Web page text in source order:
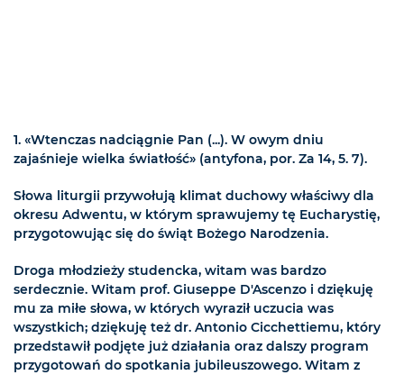
1. «Wtenczas nadciągnie Pan (...). W owym dniu
zajaśnieje wielka światłość» (antyfona, por. Za 14, 5. 7).
Słowa liturgii przywołują klimat duchowy właściwy dla
okresu Adwentu, w którym sprawujemy tę Eucharystię,
przygotowując się do świąt Bożego Narodzenia.
Droga młodzieży studencka, witam was bardzo
serdecznie. Witam prof. Giuseppe D'Ascenzo i dziękuję
mu za miłe słowa, w których wyraził uczucia was
wszystkich; dziękuję też dr. Antonio Cicchettiemu, który
przedstawił podjęte już działania oraz dalszy program
przygotowań do spotkania jubileuszowego. Witam z